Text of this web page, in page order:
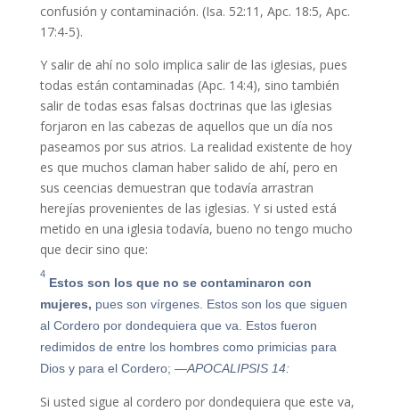
confusión y contaminación. (Isa. 52:11, Apc. 18:5, Apc.
17:4-5).
Y salir de ahí no solo implica salir de las iglesias, pues
todas están contaminadas (Apc. 14:4), sino también
salir de todas esas falsas doctrinas que las iglesias
forjaron en las cabezas de aquellos que un día nos
paseamos por sus atrios. La realidad existente de hoy
es que muchos claman haber salido de ahí, pero en
sus ceencias demuestran que todavía arrastran
herejías provenientes de las iglesias. Y si usted está
metido en una iglesia todavía, bueno no tengo mucho
que decir sino que:
4
Estos son los que no se contaminaron con
mujeres, pues son vírgenes. Estos son los que siguen
al Cordero por dondequiera que va. Estos fueron
redimidos de entre los hombres como primicias para
Dios y para el Cordero; —APOCALIPSIS 14:
Si usted sigue al cordero por dondequiera que este va,